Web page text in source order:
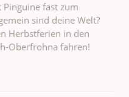
fast zum
sind deine Welt?
Herbstferien in den
Oberfrohna fahren!